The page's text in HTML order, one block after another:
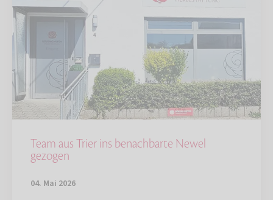
Team aus Trier ins benachbarte Newel
gezogen
04. Mai 2026